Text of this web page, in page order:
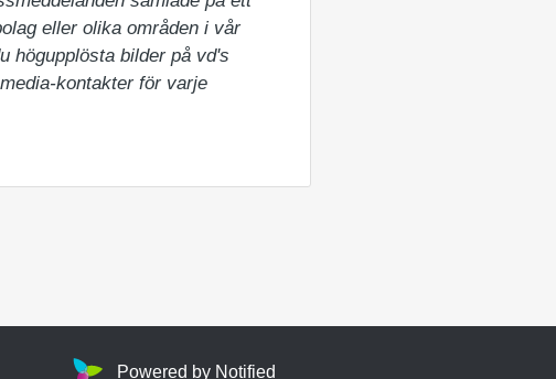
eller olika områden i vår
högupplösta bilder på vd's
kontakter för varje
Powered by Notified